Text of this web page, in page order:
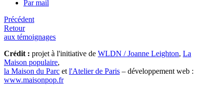
Par mail
Précédent
Retour
aux témoignages
Crédit : projet à l'initiative de WLDN / Joanne Leighton, La
Maison populaire,
la Maison du Parc et l'Atelier de Paris – développement web :
www.maisonpop.fr